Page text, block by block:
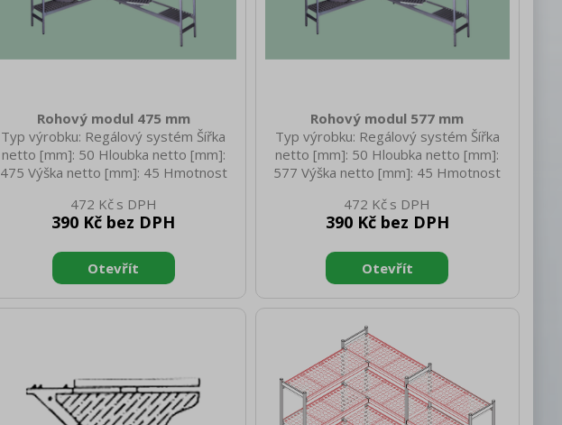
Rohový modul 475 mm
Typ výrobku: Regálový systém Šířka
netto [mm]: 50 Hloubka netto [mm]:
475 Výška netto [mm]: 45 Hmotnost
Hloubka brutto [mm]: 475 Výška brutto
[mm]: 45 Hmotnost brutto [kg]: 1.00
472 Kč
390 Kč bez DPH
Rohový modul 577 mm
Typ výrobku: Regálový systém Šířka
netto [mm]: 50 Hloubka netto [mm]:
577 Výška netto [mm]: 45 Hmotnost
Hloubka brutto [mm]: 577 Výška brutto
[mm]: 45 Hmotnost brutto [kg]: 1.00
472 Kč
390 Kč bez DPH